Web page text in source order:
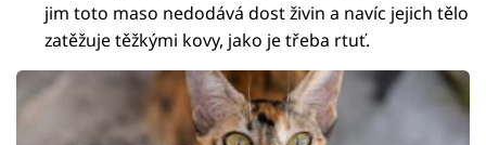
jim toto maso nedodává dost živin a navíc jejich tělo
zatěžuje těžkými kovy, jako je třeba rtuť.